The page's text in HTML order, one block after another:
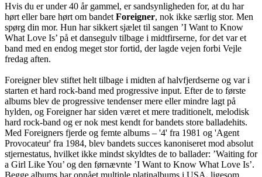
Hvis du er under 40 år gammel, er sandsynligheden for, at du har
hørt eller bare hørt om bandet Foreigner, nok ikke særlig stor. Men
spørg din mor. Hun har sikkert sjælet til sangen ’I Want to Know
What Love Is’ på et dansegulv tilbage i midtfirserne, for det var et
band med en endog meget stor fortid, der lagde vejen forbi Vejle
fredag aften.
Foreigner blev stiftet helt tilbage i midten af halvfjerdserne og var i
starten et hard rock-band med progressive input. Efter de to første
albums blev de progressive tendenser mere eller mindre lagt på
hylden, og Foreigner har siden været et mere traditionelt, melodisk
hard rock-band og er nok mest kendt for bandets store balladehits.
Med Foreigners fjerde og femte albums – '4' fra 1981 og 'Agent
Provocateur' fra 1984, blev bandets succes kanoniseret mod absolut
stjernestatus, hvilket ikke mindst skyldtes de to ballader: ’Waiting for
a Girl Like You’ og den førnævnte ’I Want to Know What Love Is’.
Begge albums har opnået multiple platinalbums i USA, ligesom